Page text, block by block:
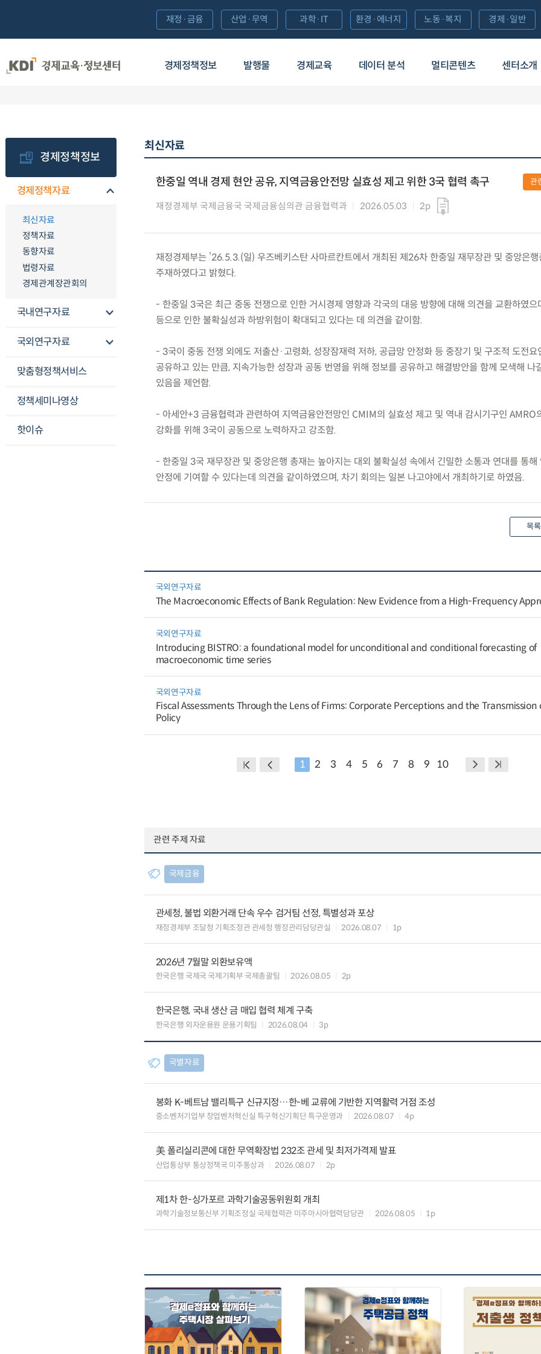
경제정책정보 발행물 경제교육 데이터 분석 멀티콘텐츠 센터소개
재정·금융 산업·무역 과학·IT 환경·에너지 노동·복지 경제·일반
경제정책정보
경제정책자료
최신자료
정책자료
동향자료
법령자료
경제관계장관회의
국내연구자료
국외연구자료
맞춤형정책서비스
정책세미나영상
핫이슈
최신자료
한중일 역내 경제 현안 공유, 지역금융안전망 실효성 제고 위한 3국 협력 촉구
재정경제부 국제금융국 국제금융심의관 금융협력과 2026.05.03 2p
관
재정경제부는 ’26.5.3.(일) 우즈베키스탄 사마르칸트에서 개최된 제26차 한중일 재무장관 및 중앙은
주재하였다고 밝혔다.
- 한중일 3국은 최근 중동 전쟁으로 인한 거시경제 영향과 각국의 대응 방향에 대해 의견을 교환하였으
등으로 인한 불확실성과 하방위험이 확대되고 있다는 데 의견을 같이함.
- 3국이 중동 전쟁 외에도 저출산·고령화, 성장잠재력 저하, 공급망 안정화 등 중장기 및 구조적 도전요
공유하고 있는 만큼, 지속가능한 성장과 공동 번영을 위해 정보를 공유하고 해결방안을 함께 모색해 나
있음을 제언함.
- 아세안+3 금융협력과 관련하여 지역금융안전망인 CMIM의 실효성 제고 및 역내 감시기구인 AMRO
강화를 위해 3국이 공동으로 노력하자고 강조함.
- 한중일 3국 재무장관 및 중앙은행 총재는 높아지는 대외 불확실성 속에서 긴밀한 소통과 연대를 통해
안정에 기여할 수 있다는데 의견을 같이하였으며, 차기 회의는 일본 나고야에서 개최하기로 하였음.
목록
국외연구자료
The Macroeconomic Effects of Bank Regulation: New Evidence from a High-Frequency
국외연구자료
Introducing BISTRO: a foundational model for unconditional and conditional forecasting of
macroeconomic time series
국외연구자료
Fiscal Assessments Through the Lens of Firms: Corporate Perceptions and the Transmission
Policy
1 2 3 4 5 6 7 8 9 10
관련 주제 자료
국제금융
관세청, 불법 외환거래 단속 우수 검거팀 선정, 특별성과 포상
재정경제부 조달청 기획조정관 관세청 행정관리담당관실 2026.08.07 1p
2026년 7월말 외환보유액
한국은행 국제국 국제기획부 국제총괄팀 2026.08.05 2p
한국은행, 국내 생산 금 매입 협력 체계 구축
한국은행 외자운용원 운용기획팀 2026.08.04 3p
국별자료
봉화 K-베트남 밸리특구 신규지정…한-베 교류에 기반한 지역활력 거점 조성
중소벤처기업부 창업벤처혁신실 특구혁신기획단 특구운영과 2026.08.07 4p
美 폴리실리콘에 대한 무역확장법 232조 관세 및 최저가격제 발표
산업통상부 통상정책국 미주통상과 2026.08.07 2p
제1차 한-싱가포르 과학기술공동위원회 개최
과학기술정보통신부 기획조정실 국제협력관 미주아시아협력담당관 2026.08.05 1p